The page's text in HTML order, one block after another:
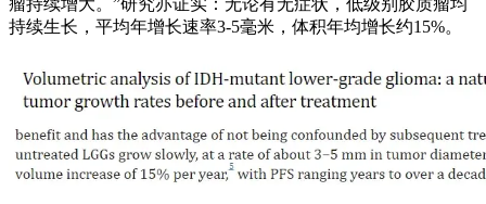
持续生长，平均年增长速率3-5毫米，体积年均增长约15%。